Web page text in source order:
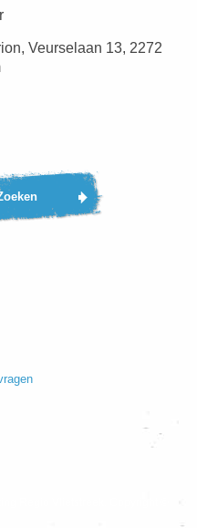
Veurselaan 13, 2272